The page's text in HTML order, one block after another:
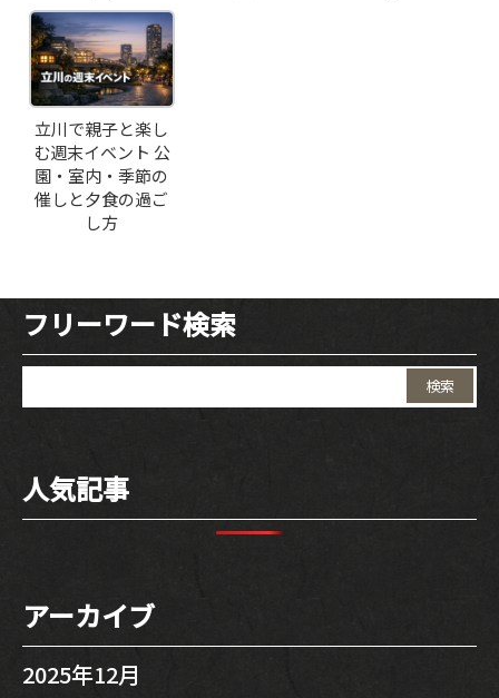
立川で親子と楽し
む週末イベント 公
園・室内・季節の
催しと夕食の過ご
し方
フリーワード検索
人気記事
アーカイブ
2025年12月